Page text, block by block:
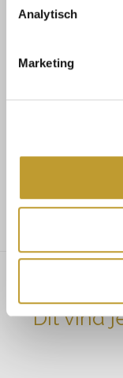
Analytisch
Marketing
Charlee
Dit vind